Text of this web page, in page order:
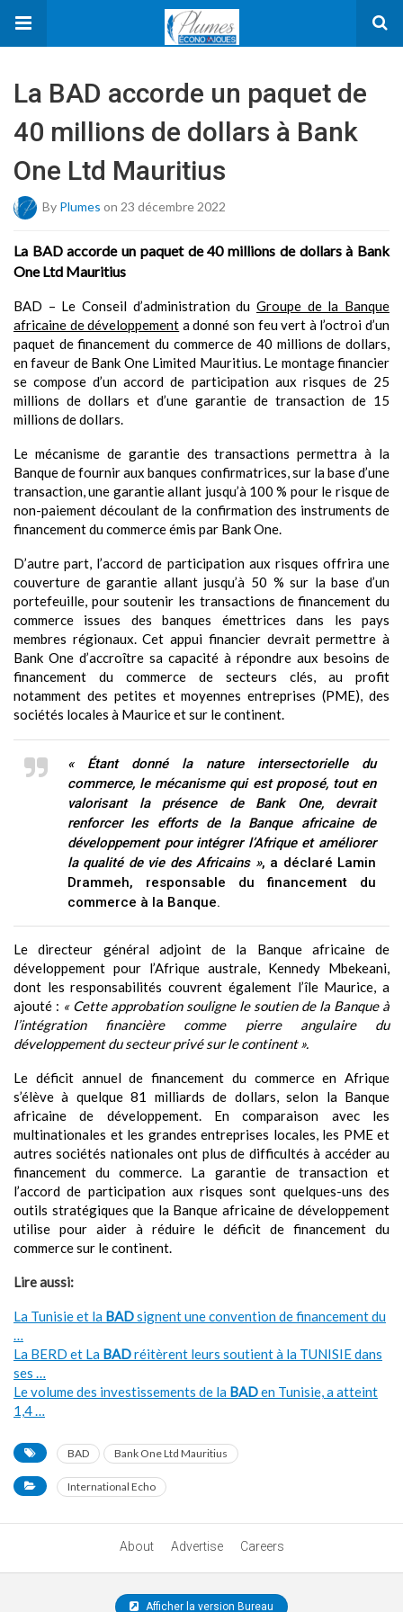
La BAD accorde un paquet de
40 millions de dollars à Bank
One Ltd Mauritius
By Plumes on 23 décembre 2022
La BAD accorde un paquet de 40 millions de dollars à Bank
One Ltd Mauritius
BAD – Le Conseil d’administration du Groupe de la Banque
africaine de développement a donné son feu vert à l’octroi d’un
paquet de financement du commerce de 40 millions de dollars,
en faveur de Bank One Limited Mauritius. Le montage financier
se compose d’un accord de participation aux risques de 25
millions de dollars et d’une garantie de transaction de 15
millions de dollars.
Le mécanisme de garantie des transactions permettra à la
Banque de fournir aux banques confirmatrices, sur la base d’une
transaction, une garantie allant jusqu’à 100 % pour le risque de
non-paiement découlant de la confirmation des instruments de
financement du commerce émis par Bank One.
D’autre part, l’accord de participation aux risques offrira une
couverture de garantie allant jusqu’à 50 % sur la base d’un
portefeuille, pour soutenir les transactions de financement du
commerce issues des banques émettrices dans les pays
membres régionaux. Cet appui financier devrait permettre à
Bank One d’accroître sa capacité à répondre aux besoins de
financement du commerce de secteurs clés, au profit
notamment des petites et moyennes entreprises (PME), des
sociétés locales à Maurice et sur le continent.
« Étant donné la nature intersectorielle du
commerce, le mécanisme qui est proposé, tout en
valorisant la présence de Bank One, devrait
renforcer les efforts de la Banque africaine de
développement pour intégrer l’Afrique et améliorer
la qualité de vie des Africains », a déclaré Lamin
Drammeh, responsable du financement du
commerce à la Banque.
Le directeur général adjoint de la Banque africaine de
développement pour l’Afrique australe, Kennedy Mbekeani,
dont les responsabilités couvrent également l’île Maurice, a
ajouté : « Cette approbation souligne le soutien de la Banque à
l’intégration financière comme pierre angulaire du
développement du secteur privé sur le continent ».
Le déficit annuel de financement du commerce en Afrique
s’élève à quelque 81 milliards de dollars, selon la Banque
africaine de développement. En comparaison avec les
multinationales et les grandes entreprises locales, les PME et
autres sociétés nationales ont plus de difficultés à accéder au
financement du commerce. La garantie de transaction et
l’accord de participation aux risques sont quelques-uns des
outils stratégiques que la Banque africaine de développement
utilise pour aider à réduire le déficit de financement du
commerce sur le continent.
Lire aussi:
La Tunisie et la BADsignent une convention de financement du
…
La BERD et La BADréitèrent leurs soutient à la TUNISIE dans
ses …
Le volume des investissements de la BADen Tunisie, a atteint
1,4 …
BAD Bank One Ltd Mauritius
International Echo
About Advertise Careers
Afficher la version Bureau